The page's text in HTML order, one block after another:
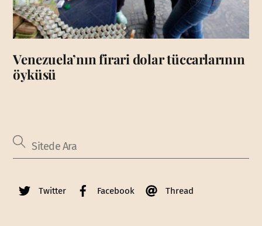
Venezuela’nın firari dolar tüccarlarının
öyküsü
Twitter Facebook Thread